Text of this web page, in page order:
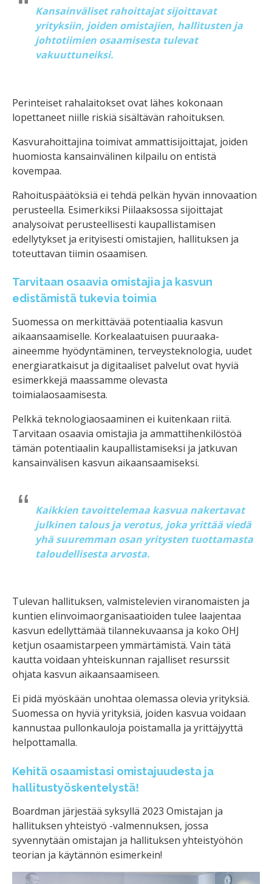
Kansainväliset rahoittajat sijoittavat
yrityksiin, joiden omistajien, hallitusten ja
johtotiimien osaamisesta tulevat
vakuuttuneiksi.
Perinteiset rahalaitokset ovat lähes kokonaan
lopettaneet niille riskiä sisältävän rahoituksen.
Kasvurahoittajina toimivat ammattisijoittajat, joiden
huomiosta kansainvälinen kilpailu on entistä
kovempaa.
Rahoituspäätöksiä ei tehdä pelkän hyvän innovaation
perusteella. Esimerkiksi Piilaaksossa sijoittajat
analysoivat perusteellisesti kaupallistamisen
edellytykset ja erityisesti omistajien, hallituksen ja
toteuttavan tiimin osaamisen.
Tarvitaan osaavia omistajia ja kasvun
edistämistä tukevia toimia
Suomessa on merkittävää potentiaalia kasvun
aikaansaamiselle. Korkealaatuisen puuraaka-
aineemme hyödyntäminen, terveysteknologia, uudet
energiaratkaisut ja digitaaliset palvelut ovat hyviä
esimerkkejä maassamme olevasta
toimialaosaamisesta.
Pelkkä teknologiaosaaminen ei kuitenkaan riitä.
Tarvitaan osaavia omistajia ja ammattihenkilöstöä
tämän potentiaalin kaupallistamiseksi ja jatkuvan
kansainvälisen kasvun aikaansaamiseksi.
Kaikkien tavoittelemaa kasvua nakertavat
julkinen talous ja verotus, joka yrittää viedä
yhä suuremman osan yritysten tuottamasta
taloudellisesta arvosta.
Tulevan hallituksen, valmistelevien viranomaisten ja
kuntien elinvoimaorganisaatioiden tulee laajentaa
kasvun edellyttämää tilannekuvaansa ja koko OHJ
ketjun osaamistarpeen ymmärtämistä. Vain tätä
kautta voidaan yhteiskunnan rajalliset resurssit
ohjata kasvun aikaansaamiseen.
Ei pidä myöskään unohtaa olemassa olevia yrityksiä.
Suomessa on hyviä yrityksiä, joiden kasvua voidaan
kannustaa pullonkauloja poistamalla ja yrittäjyyttä
helpottamalla.
Kehitä osaamistasi omistajuudesta ja
hallitustyöskentelystä!
Boardman järjestää syksyllä 2023 Omistajan ja
hallituksen yhteistyö -valmennuksen, jossa
syvennytään omistajan ja hallituksen yhteistyöhön
teorian ja käytännön esimerkein!